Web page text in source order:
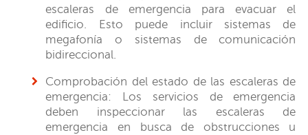
escaleras de emergencia para evacuar el
edificio. Esto puede incluir sistemas de
megafonía o sistemas de comunicación
bidireccional.
Comprobación del estado de las escaleras de
emergencia: Los servicios de emergencia
deben inspeccionar las escaleras de
emergencia en busca de obstrucciones u